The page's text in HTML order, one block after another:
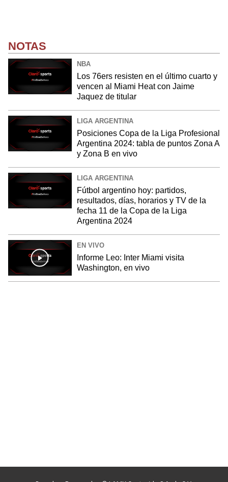
NOTAS
NBA
Los 76ers resisten en el último cuarto y
vencen al Miami Heat con Jaime
Jaquez de titular
LIGA ARGENTINA
Posiciones Copa de la Liga Profesional
Argentina 2024: tabla de puntos Zona A
y Zona B en vivo
LIGA ARGENTINA
Fútbol argentino hoy: partidos,
resultados, días, horarios y TV de la
fecha 11 de la Copa de la Liga
Argentina 2024
EN VIVO
Informe Leo: Inter Miami visita
Washington, en vivo